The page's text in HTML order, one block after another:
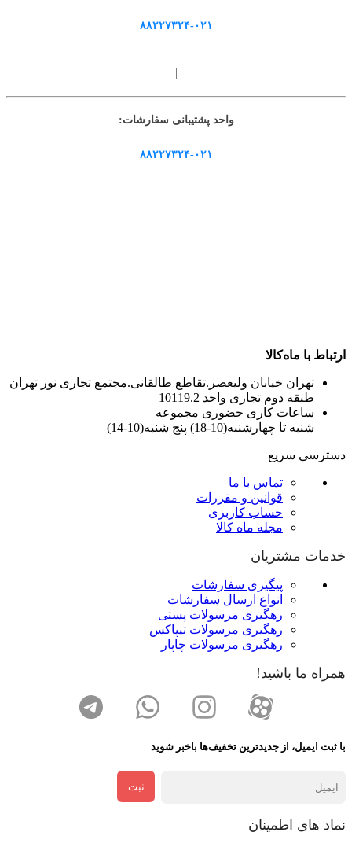
۸۸۲۲۷۳۲۴-۰۲۱
واحد پشتیبانی سفارشات:
۸۸۲۲۷۳۲۴-۰۲۱
ارتباط با ماه‌کالا
تهران خیابان ولیعصر.تقاطع طالقانی.مجتمع تجاری نور تهران
طبقه دوم تجاری واحد 10119.2
ساعات کاری حضوری مجموعه
شنبه تا چهارشنبه(10-18) پنج شنبه(10-14)
دسترسی سریع
تماس با ما
قوانین و مقررات
حساب کاربری
مجله ماه کالا
خدمات مشتریان
پیگیری سفارشات
انواع ارسال سفارشات
رهگیری مرسولات پستی
رهگیری مرسولات تیپاکس
رهگیری مرسولات چاپار
همراه ما باشید!
با ثبت ایمیل، از جدید‌ترین تخفیف‌ها با‌خبر شوید
ثبت
نماد های اطمینان